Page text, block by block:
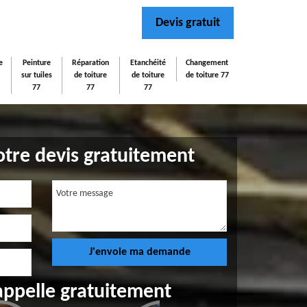
Devis gratuit
Peinture
sur tuiles
77
Réparation
de toiture
77
Etanchéité
de toiture
77
Changement
de toiture 77
devis gratuitement
gratuitement